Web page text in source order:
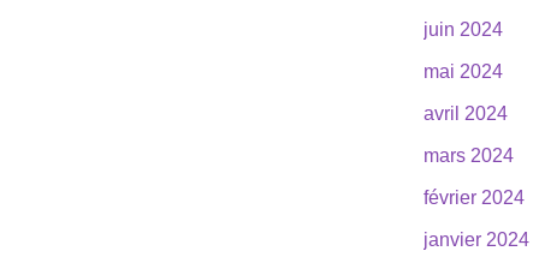
juin 2024
mai 2024
avril 2024
mars 2024
février 2024
janvier 2024